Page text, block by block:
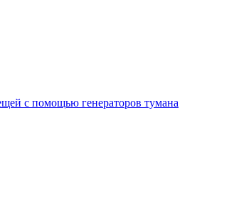
с помощью генераторов тумана